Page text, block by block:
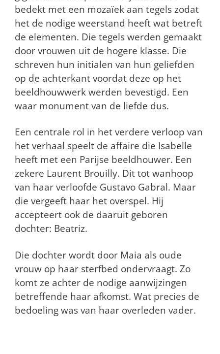
bedekt met een mozaïek aan tegels zodat
het de nodige weerstand heeft wat betreft
de elementen. Die tegels werden gemaakt
door vrouwen uit de hogere klasse. Die
schreven hun initialen van hun geliefden
op de achterkant voordat deze op het
beeldhouwwerk werden bevestigd. Een
waar monument van de liefde dus.
Een centrale rol in het verdere verloop van
het verhaal speelt de affaire die Isabelle
heeft met een Parijse beeldhouwer. Een
zekere Laurent Brouilly. Dit tot wanhoop
van haar verloofde Gustavo Gabral. Maar
die vergeeft haar het overspel. Hij
accepteert ook de daaruit geboren
dochter: Beatriz.
Die dochter wordt door Maia als oude
vrouw op haar sterfbed ondervraagt. Zo
komt ze achter de nodige aanwijzingen
betreffende haar afkomst. Wat precies de
bedoeling was van haar overleden vader.